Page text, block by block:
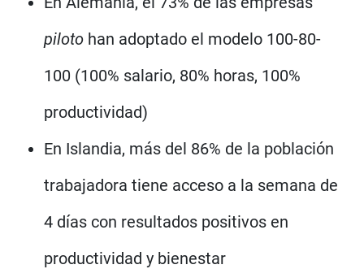
piloto han adoptado el modelo 100-80-
100 (100% salario, 80% horas, 100%
productividad)
En Islandia, más del 86% de la población
trabajadora tiene acceso a la semana de
4 días con resultados positivos en
productividad y bienestar